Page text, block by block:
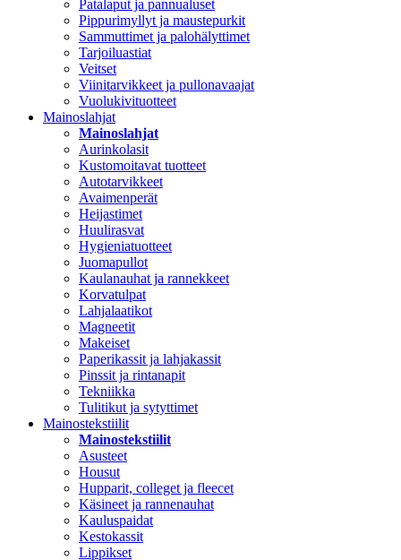
Patalaput ja pannualuset
Pippurimyllyt ja maustepurkit
Sammuttimet ja palohälyttimet
Tarjoiluastiat
Veitset
Viinitarvikkeet ja pullonavaajat
Vuolukivituotteet
Mainoslahjat
Mainoslahjat
Aurinkolasit
Kustomoitavat tuotteet
Autotarvikkeet
Avaimenperät
Heijastimet
Huulirasvat
Hygieniatuotteet
Juomapullot
Kaulanauhat ja rannekkeet
Korvatulpat
Lahjalaatikot
Magneetit
Makeiset
Paperikassit ja lahjakassit
Pinssit ja rintanapit
Tekniikka
Tulitikut ja sytyttimet
Mainostekstiilit
Mainostekstiilit
Asusteet
Housut
Hupparit, colleget ja fleecet
Käsineet ja rannenauhat
Kauluspaidat
Kestokassit
Lippikset